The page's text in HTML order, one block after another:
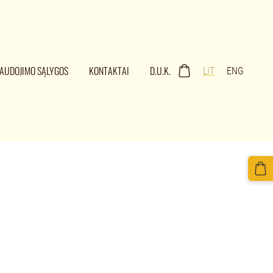
SĄLYGOS KONTAKTAI D.U.K. LIT ENG